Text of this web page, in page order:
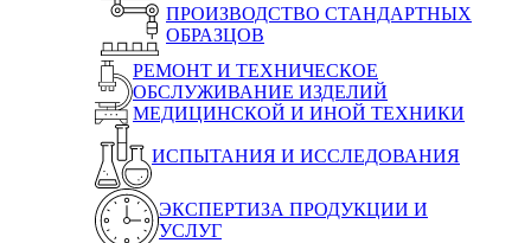
ПРОИЗВОДСТВО СТАНДАРТНЫХ
ОБРАЗЦОВ
РЕМОНТ И ТЕХНИЧЕСКОЕ
ОБСЛУЖИВАНИЕ ИЗДЕЛИЙ
МЕДИЦИНСКОЙ И ИНОЙ ТЕХНИКИ
ИСПЫТАНИЯ И ИССЛЕДОВАНИЯ
ЭКСПЕРТИЗА ПРОДУКЦИИ И
УСЛУГ